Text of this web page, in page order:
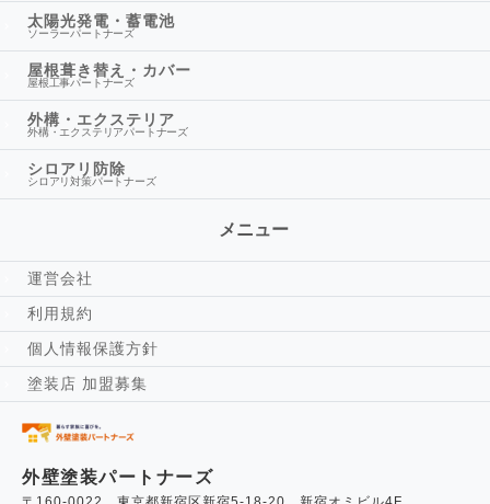
外壁塗装パートナーズ
運営会社
利用規約
個人情報保護方針
塗装店 加盟募集
太陽光発電・蓄電池
ソーラーパートナーズ
屋根葺き替え・カバー
屋根工事パートナーズ
外構・エクステリア
外構・エクステリアパートナーズ
シロアリ防除
シロアリ対策パートナーズ
メニュー